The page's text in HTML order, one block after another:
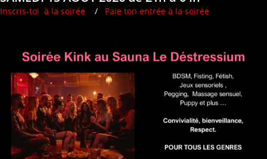
Inscris-toi à la soirée / Paie ton entrée à la soirée